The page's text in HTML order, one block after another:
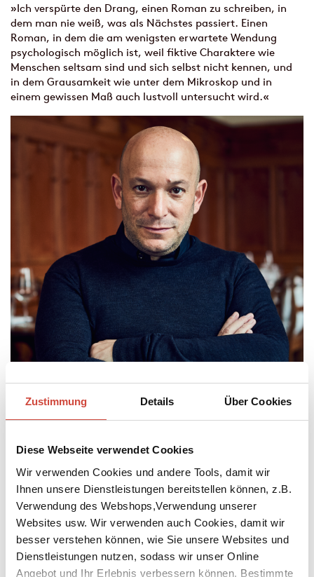
Zustimmung Details Über Cookies
Diese Webseite verwendet Cookies
Wir verwenden Cookies und andere Tools, damit wir
Ihnen unsere Dienstleistungen bereitstellen können, z.B.
Verwendung des Webshops,Verwendung unserer
Websites usw. Wir verwenden auch Cookies, damit wir
besser verstehen können, wie Sie unsere Websites und
Dienstleistungen nutzen, sodass wir unser Online
Angebot und Ihr Erlebnis verbessern können. Bestimmte
»Ich verspürte den Drang, einen Roman zu schreiben, in
dem man nie weiß, was als Nächstes passiert. Einen
Roman, in dem die am wenigsten erwartete Wendung
psychologisch möglich ist, weil fiktive Charaktere wie
Menschen seltsam sind und sich selbst nicht kennen, und
in dem Grausamkeit wie unter dem Mikroskop und in
einem gewissen Maß auch lustvoll untersucht wird.«
Foto: Lukas Lienhard / © Diogenes Verlag
Dror Mishani, geboren 1975 in Cholon bei Tel Aviv, wurde mit
seinen Kriminalromanen rund um Inspektor Avi Avraham
international bekannt. Neben dem Schreiben ist er
Literaturwissenschaftler, sein Spezialgebiet ist die Geschichte der
Kriminalliteratur. Mit ›Drei‹ gelang Dror Mishani der Durchbruch,
der Roman wurde in Israel zu einem Mega-Bestseller und einem